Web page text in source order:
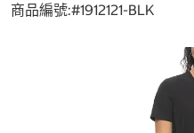
商品編號:#1912121-BLK